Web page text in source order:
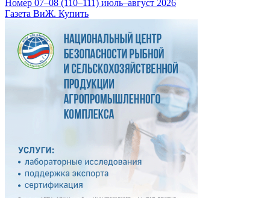
Номер 07–08 (110–111) июль–август 2026
Газета ВиЖ. Купить